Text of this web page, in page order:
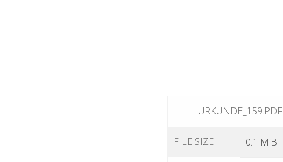
URKUNDE_159.PDF
FILE SIZE 0.1 MiB